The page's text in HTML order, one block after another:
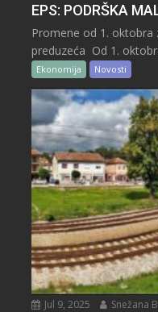
EPS: PODRŠKA
Promene od 1. oktobra
preduzeća Od 1.
Ekonomija Novosti
Jul 9, 2025 Snežana